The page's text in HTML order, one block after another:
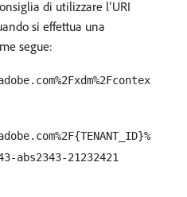
di utilizzare l’URI
si effettua una
segue:
abs2343-21232421